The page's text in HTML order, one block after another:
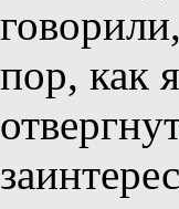
пор, как